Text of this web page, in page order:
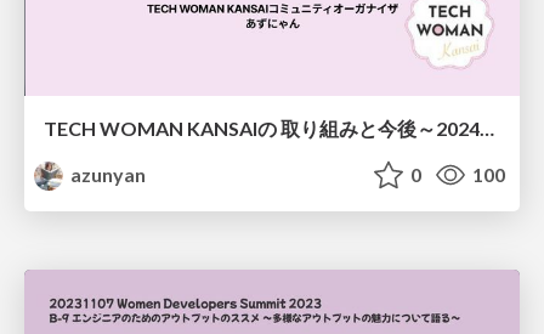
TECH WOMAN KANSAIの 取り組みと今後～2024年の振り返りと2025年へ～
azunyan
0 100